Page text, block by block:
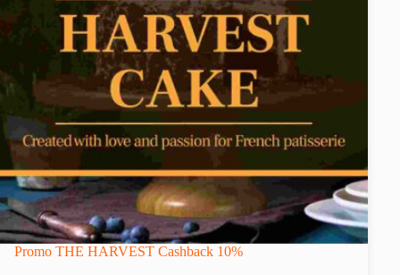
Promo THE HARVEST Cashback 10%